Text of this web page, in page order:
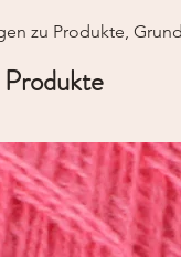
zu Produkte,